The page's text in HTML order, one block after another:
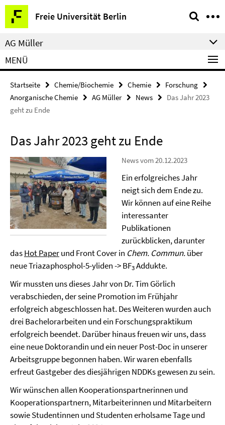
Springe
direkt
zu
Inhalt
Freie Universität Berlin
Service-
Navigation
AG Müller
MENÜ
Startseite Chemie/Biochemie Chemie
Forschung
Anorganische Chemie
AG Müller News
Das Jahr 2023
geht zu Ende
Das Jahr 2023 geht zu Ende
News vom 20.12.2023
Ein erfolgreiches Jahr
neigt sich dem Ende zu.
Wir können auf eine Reihe
interessanter
Publikationen
zurückblicken, darunter
dasHot Paperund Front Cover in Chem. Commun.über
neue Triazaphosphol-5-yliden -> BF3Addukte.
Wir mussten uns dieses Jahr von Dr. Tim Görlich
verabschieden, der seine Promotion im Frühjahr
erfolgreich abgeschlossen hat. Des Weiteren wurden auch
drei Bachelorarbeiten und ein Forschungspraktikum
erfolgreich beendet. Darüber hinaus freuen wir uns, dass
eine neue Doktorandin und ein neuer Post-Doc in unserer
Arbeitsgruppe begonnen haben. Wir waren ebenfalls
erfreut Gastgeber des diesjährigen NDDKs gewesen zu sein.
Wir wünschen allen Kooperationspartnerinnen und
Kooperationspartnern, Mitarbeiterinnen und Mitarbeitern
sowie Studentinnen und Studenten erholsame Tage und